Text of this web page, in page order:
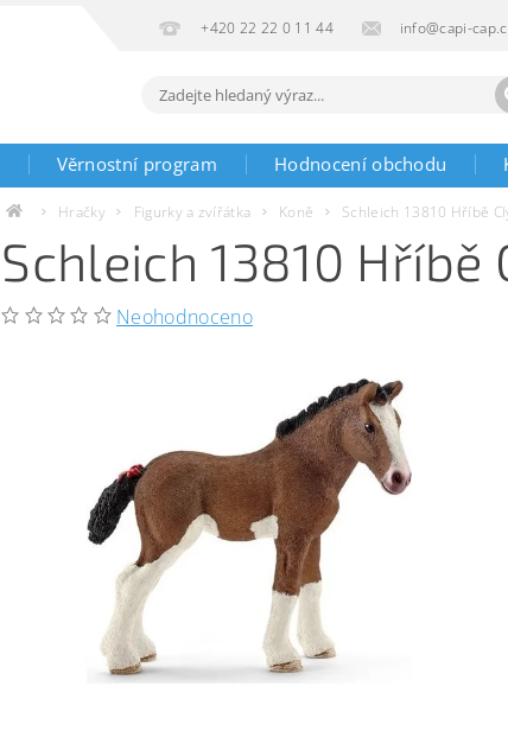
+420 22 22 0 11 44 info@capi-
Věrnostní program Hodnocení obchodu
Hračky Figurky a zvířátka Koně Schleich 13810 Hříbě
Schleich 13810 Hříbě
Neohodnoceno